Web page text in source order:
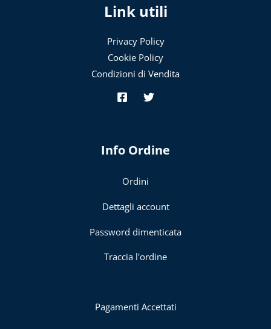
Link utili
Privacy Policy
Cookie Policy
Condizioni di Vendita
Info Ordine
Ordini
Dettagli account
Password dimenticata
Traccia l'ordine
Pagamenti Accettati